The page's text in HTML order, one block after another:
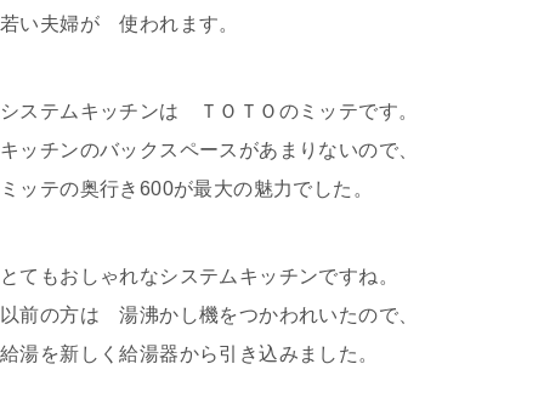
若い夫婦が 使われます。
システムキッチンは ＴＯＴＯのミッテです。
キッチンのバックスペースがあまりないので、
ミッテの奥行き600が最大の魅力でした。
とてもおしゃれなシステムキッチンですね。
以前の方は 湯沸かし機をつかわれいたので、
給湯を新しく給湯器から引き込みました。